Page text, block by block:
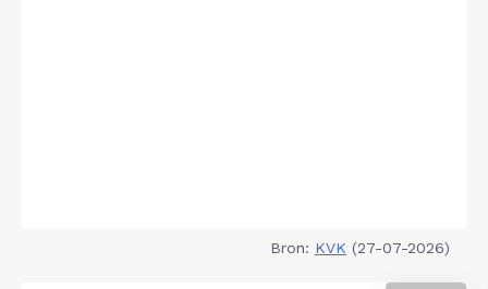
Bron: KVK (27-07-2026)